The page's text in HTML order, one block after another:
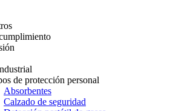
de protección personal
Absorbentes
Calzado de seguridad